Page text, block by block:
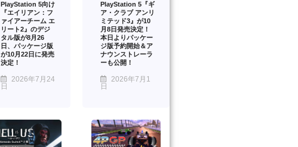
PlayStation 5向け
『エイリアン：フ
ァイアーチーム エ
リート2』のデジ
タル版が8月26
日、パッケージ版
が10月22日に発売
決定！
2026年7月24
日
PlayStation 5『ギ
ア・クラブ アンリ
ミテッド3』が10
月8日発売決定！
本日よりパッケー
ジ版予約開始＆ア
ナウンストレーラ
ーも公開！
2026年7月1
日